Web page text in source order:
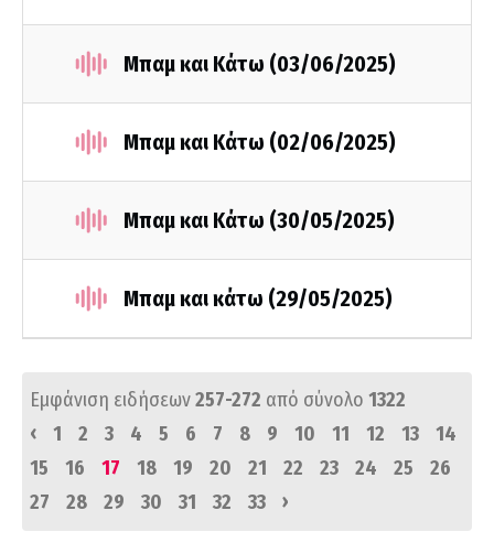
Μπαμ και Κάτω (03/06/2025)
Μπαμ και Κάτω (02/06/2025)
Μπαμ και Κάτω (30/05/2025)
Μπαμ και κάτω (29/05/2025)
Εμφάνιση ειδήσεων257-272 από σύνολο 1322
‹
1 2 3 4 5 6 7 8 9 10 11 12 13
14
15
16 17 18 19 20 21 22 23 24 25
26
27
28 29 30 31 32 33 ›